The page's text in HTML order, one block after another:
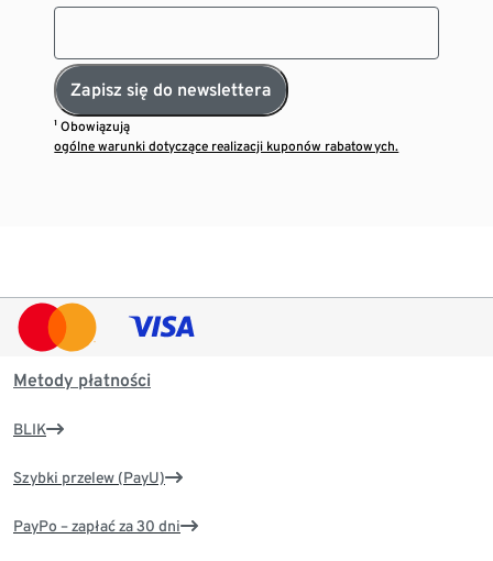
Zapisz się do newslettera
¹ Obowiązują
ogólne warunki dotyczące realizacji kuponów rabatowych.
Metody płatności
BLIK
Szybki przelew (PayU)
PayPo – zapłać za 30 dni